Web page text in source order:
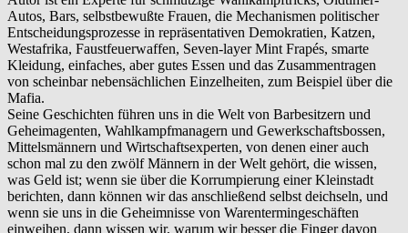
Autos, Bars, selbstbewußte Frauen, die Mechanismen politischer
Entscheidungsprozesse in repräsentativen Demokratien, Katzen,
Westafrika, Faustfeuerwaffen, Seven-layer Mint Frapés, smarte
Kleidung, einfaches, aber gutes Essen und das Zusammentragen
von scheinbar nebensächlichen Einzelheiten, zum Beispiel über die
Mafia.
Seine Geschichten führen uns in die Welt von Barbesitzern und
Geheimagenten, Wahlkampfmanagern und Gewerkschaftsbossen,
Mittelsmännern und Wirtschaftsexperten, von denen einer auch
schon mal zu den zwölf Männern in der Welt gehört, die wissen,
was Geld ist; wenn sie über die Korrumpierung einer Kleinstadt
berichten, dann können wir das anschließend selbst deichseln, und
wenn sie uns in die Geheimnisse von Warentermingeschäften
einweihen, dann wissen wir, warum wir besser die Finger davon